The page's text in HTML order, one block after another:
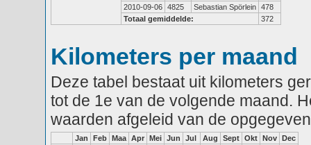
2010-09-06 4825 Sebastian Spörlein 478
Totaal gemiddelde:
372
Kilometers per maand
Deze tabel bestaat uit kilometers
tot de 1e van de volgende maand.
waarden afgeleid van de
Jan Feb Maa Apr Mei Jun Jul Aug Sept Okt Nov Dec